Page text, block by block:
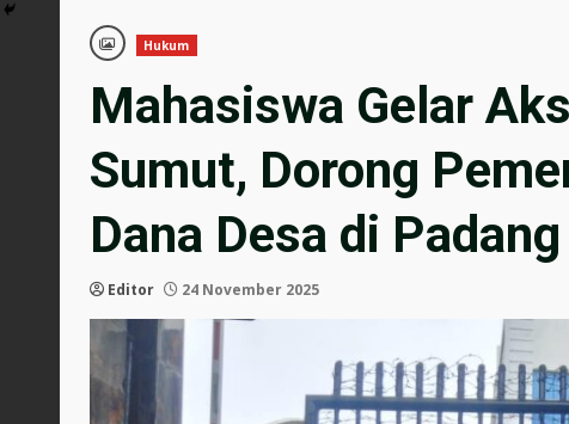
Hukum
Mahasiswa Gelar
Sumut, Dorong
Dana Desa di
Editor 24 November 2025